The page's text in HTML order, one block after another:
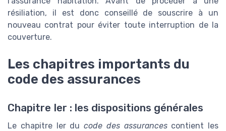
résiliation, il est donc conseillé de souscrire à un
nouveau contrat pour éviter toute interruption de la
couverture.
Les chapitres importants du
code des assurances
Chapitre Ier : les dispositions générales
Le chapitre Ier du code des assurancescontient les